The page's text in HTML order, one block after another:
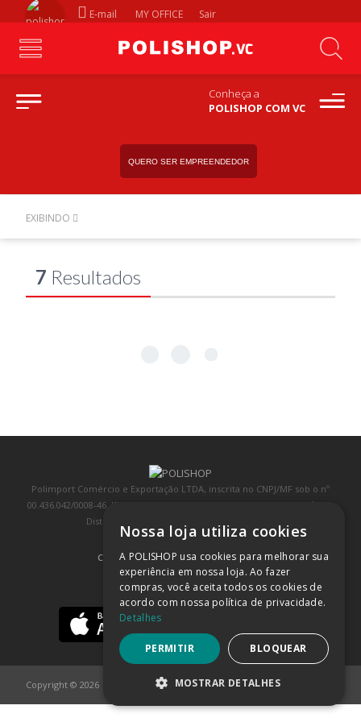
E-mail MY OFFICE Sair
Conheça a
POLISHOP COM VC
QUERO SER EMPREENDEDOR
EXIBINDO
7 Resultados
Polimport Comércio e Exportação LTDA, inscrita no CNPJ/MF sob o nº
00.436.042/0008-46, IE 407.458.707.103, com sede na Rua Kanebo, nº 175,
Distrito Industrial, Jundiaí/SP, CEP: 13213-090
COMPRA 100% SEGURA (SAIBA MAIS)
BAIXE NOSSO APP
Copyright © 2026
Nossa loja utiliza cookies
A POLISHOP usa cookies para melhorar sua
experiência em nossa loja. Ao fazer
compras, você aceita todos os cookies de
acordo com nossa política de privacidade.
Detalhes
PERMITIR BLOQUEAR
MOSTRAR DETALHES
ESTRITAMENTE NECESSÁRIOS